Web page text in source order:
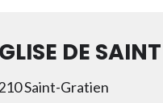
DE
Saint-Gratien